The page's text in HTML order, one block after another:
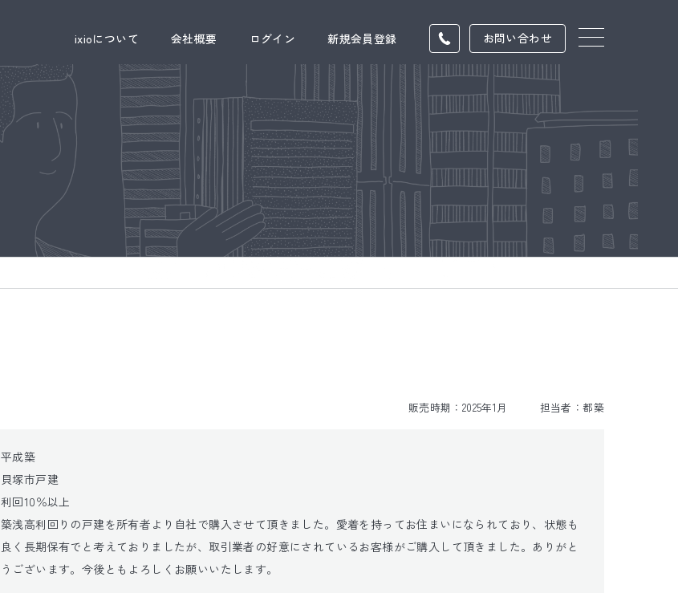
ixioについて 会社概要 ログイン 新規会員登録 お問い合わせ
販売時期： 2025年1月 担当者：都築
平成築
貝塚市戸建
利回10％以上
築浅高利回りの戸建を所有者より自社で購入させて頂きました。愛着を持ってお住まいになられており、状態も
良く長期保有でと考えておりましたが、取引業者の好意にされているお客様がご購入して頂きました。ありがと
うございます。今後ともよろしくお願いいたします。